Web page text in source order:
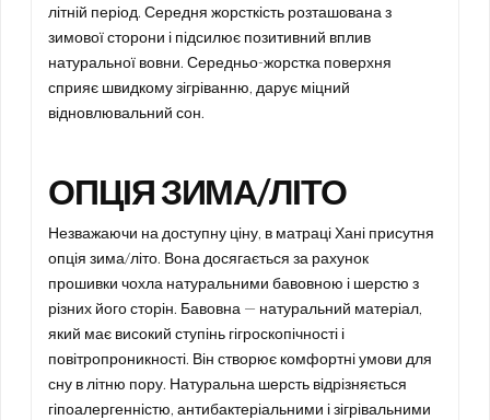
літній період. Середня жорсткість розташована з
зимової сторони і підсилює позитивний вплив
натуральної вовни. Середньо-жорстка поверхня
сприяє швидкому зігріванню, дарує міцний
відновлювальний сон.
ОПЦІЯ ЗИМА/ЛІТО
Незважаючи на доступну ціну, в матраці Хані присутня
опція зима/літо. Вона досягається за рахунок
прошивки чохла натуральними бавовною і шерстю з
різних його сторін. Бавовна — натуральний матеріал,
який має високий ступінь гігроскопічності і
повітропроникності. Він створює комфортні умови для
сну в літню пору. Натуральна шерсть відрізняється
гіпоалергенністю, антибактеріальними і зігрівальними